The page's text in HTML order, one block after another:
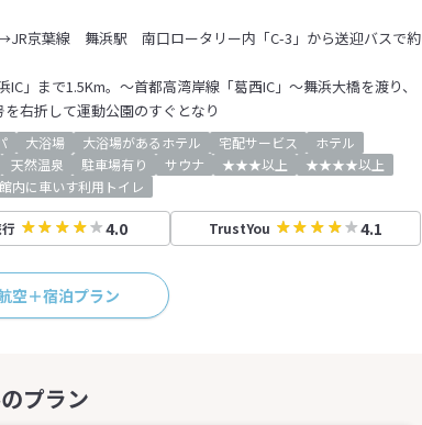
京葉線 舞浜駅 南口ロータリー内「C-3」から送迎バスで約
IC」まで1.5Km。～首都高湾岸線「葛西IC」～舞浜大橋を渡り、
を右折して運動公園のすぐとなり
大浴場 大浴場があるホテル 宅配サービス
ホテル
天然温泉 駐車場有り サウナ ★★★以上
★★★★以上
館内に車いす利用トイレ
4.0 TrustYou 4.1
空＋宿泊プラン